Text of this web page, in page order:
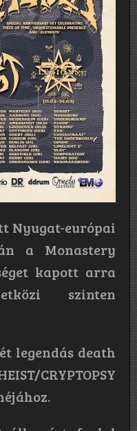
Nyugat-európai
a Monastery
kapott arra
szinten
legendás death
CRYPTOPSY